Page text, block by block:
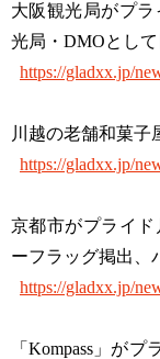
大阪観光局がプ
光局・DMOとし
https://gladxx.jp/
川越の老舗和菓子
https://gladxx.jp/
京都市がプライ
ーフラッグ掲出、
https://gladxx.jp/
「Kompass」が